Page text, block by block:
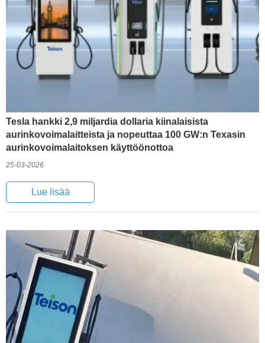
Tesla hankki 2,9 miljardia dollaria kiinalaisista
aurinkovoimalaitteista ja nopeuttaa 100 GW:n Texasin
aurinkovoimalaitoksen käyttöönottoa
25-03-2026
Lue lisää